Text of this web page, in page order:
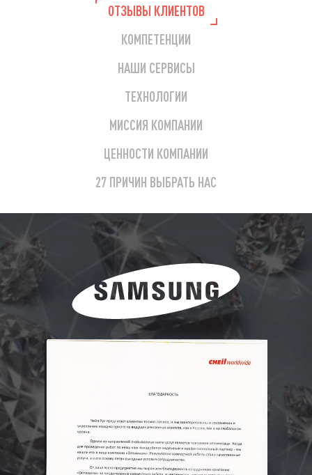
ОТЗЫВЫ КЛИЕНТОВ
КОМПЕТЕНЦИИ
НАШИ СЕРВИСЫ
ТЕХНОЛОГИИ
МИССИЯ КОМПАНИИ
ЦЕННОСТИ КОМПАНИИ
27 ПРИЧИН ВЫБРАТЬ НАС